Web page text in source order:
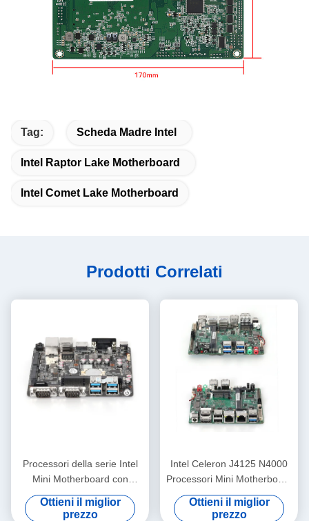
Tag: Scheda Madre Intel
Intel Raptor Lake Motherboard
Intel Comet Lake Motherboard
Prodotti Correlati
Processori della serie Intel
Mini Motherboard con
doppia RJ45 LAN e DDR3L
fino a 8G
Ottieni il miglior
prezzo
Intel Celeron J4125 N4000
Processori Mini Motherboard
DDR4 NANO 120 mm x 120
mm
Ottieni il miglior
prezzo